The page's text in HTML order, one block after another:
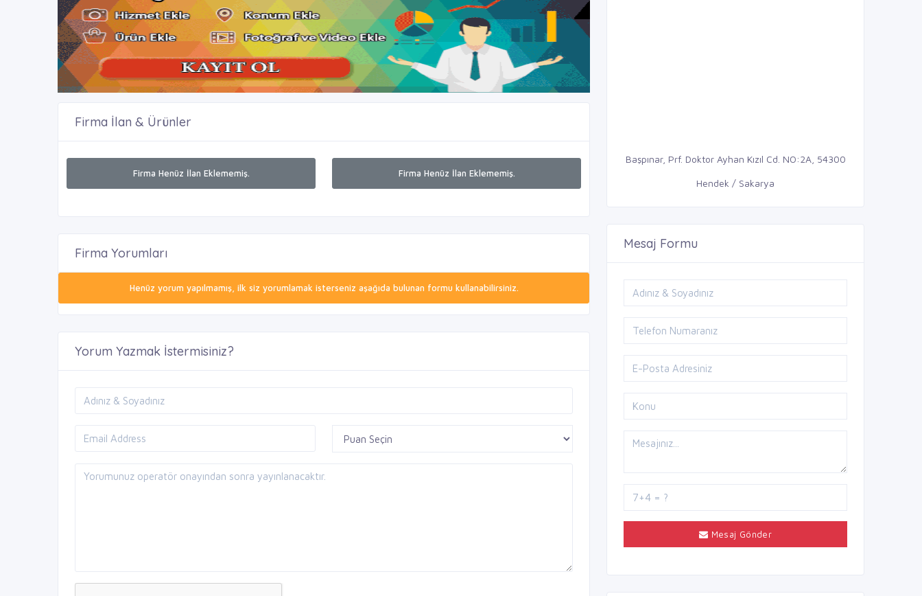
Firma İlan & Ürünler
Firma Henüz İlan Eklememiş. Firma Henüz İlan Eklememiş.
Firma Yorumları
Henüz yorum yapılmamış, ilk siz yorumlamak isterseniz aşağıda bulunan formu kullanabilirsiniz.
Yorum Yazmak İstermisiniz?
Başpınar, Prf. Doktor Ayhan Kızıl Cd. NO:2A, 54300
Hendek / Sakarya
Mesaj Formu
Mesaj Gönder